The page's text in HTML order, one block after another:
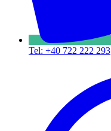
Tel: +40 722 222 293